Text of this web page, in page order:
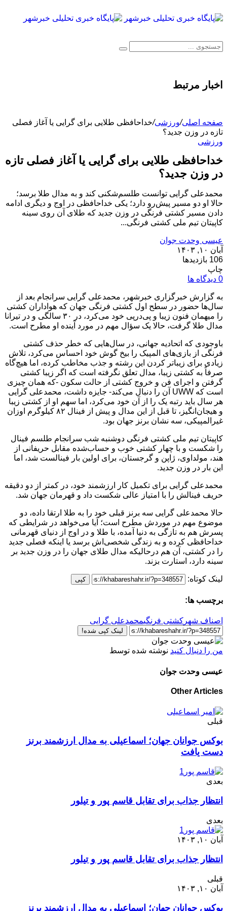
اخبار مرتبط
صفحه اصلی/ورزشی/خداحافظی طلایی برای گرایی یا آغاز فصلی
تازه در وزن جدید؟
ورزشی
خداحافظی طلایی برای گرایی یا آغاز فصلی تازه
در وزن جدید؟
محمدعلی گرایی توانست طلسم‌شکنی کند و به مدال طلا برسد؛
حالا او دو مسیر پیش‌رو دارد؛ یکی خداحافظی در اوج و دیگری ادامه
دادن مسیر کشتی فرنگی در وزن جدید که طلای آن روی سینه
کاپیتان تیم ملی کشتی فرنگی...
عیسی وحدت جوان
آبان ۱۰, ۱۴۰۳
106 بازدیدها
چاپ
0 دیدگاه ها
به گزارش خبرگزاری خبرشهر، محمدعلی گرایی سرانجام بعد از
سال‌ها حضور در سطح اول کشتی فرنگی جهان که هواداران کشتی
را میهمان فنون زیبا و پی‌درپی خود می‌کرد، در ۳۰ سالگی و در تیرانا
مدال طلا گرفت، حالا یک سؤال مهم در مورد آینده او مطرح است.
باوجودی که اتحادیه جهانی، در سال‌هایی که خطر حذف کشتی
فرنگی از بازی‌های المپیک را بیخ گوش خود احساس می‌کرد، تلاش
زیادی برای زیباتر کردن این رشته و جذب مخاطب کرده، اما هیچ‌گاه
صرفاً به کشتی زیبا، مدال تعلق نگرفته است که اگر زیبا کشتی
گرفتن و اجرای فن و خروج کشتی از حالت سکون -که همان چیزی
است که UWW آن را دنبال می‌کند- جایزه داشت، محمدعلی گرایی
هر سال باید رتبه یک را از آن خود می‌کرد، اما سهم او از کشتی زیبا
و هیجان‌انگیز، تا قبل از این مدال و پیش از فینال ۸۲ کیلوگرم اوزان
غیرالمپیکی، سه نشان برنز جهان بود.
کاپیتان تیم ملی کشتی فرنگی دوشنبه شب سرانجام طلسم فینال
را شکست و با چهار کشتی خوب و حساب‌شده مقابل حریفانی از
هند، مولداوی، ژاپن و گرجستان، برای اولین بار فینالست شد، اما
این بار در وزن جدید.
محمدعلی گرایی برای تکمیل کار ارزشمند خود، در کمتر از دو دقیقه
حریف فینالش را با امتیاز عالی شکست داد و قهرمان جهان شد.
حالا محمدعلی گرایی سه برنز قبلی خود را به طلا ارتقا داده، دو
موضوع مهم در موردش مطرح است؛ آیا می‌خواهد در شرایطی که
پسرش هم به تازگی به دنیا آمده، با طلا و در اوج از دنیای قهرمانی
خداحافظی کرده و به زندگی شخصی‌اش برسد یا اینکه فصلی جدید
را در کشتی، آن هم درحالیکه مدال طلای جهان را در وزن جدید بر
سینه دارد، استارت بزند.
لینک کوتاه: کپی
برچسب ها:
اصناف شهر کشتی فرنگیمحمدعلی گرایی
لینک کپی شده!
من را دنبال کنید نوشته شده توسط
عیسی وحدت جوان
Other Articles
قبلی
بوکس جوانان جهان؛ اسماعیلی به مدال ارزشمند برنز
دست یافت
بعدی
انتظار جذاب برای تقابل قاسم پور و تیلور
بعدی
آبان ۱۰, ۱۴۰۳
انتظار جذاب برای تقابل قاسم پور و تیلور
قبلی
آبان ۱۰, ۱۴۰۳
بوکس جوانان جهان؛ اسماعیلی به مدال ارزشمند برنز